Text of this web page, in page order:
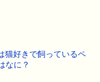
猫好きで飼っているペ
なに？